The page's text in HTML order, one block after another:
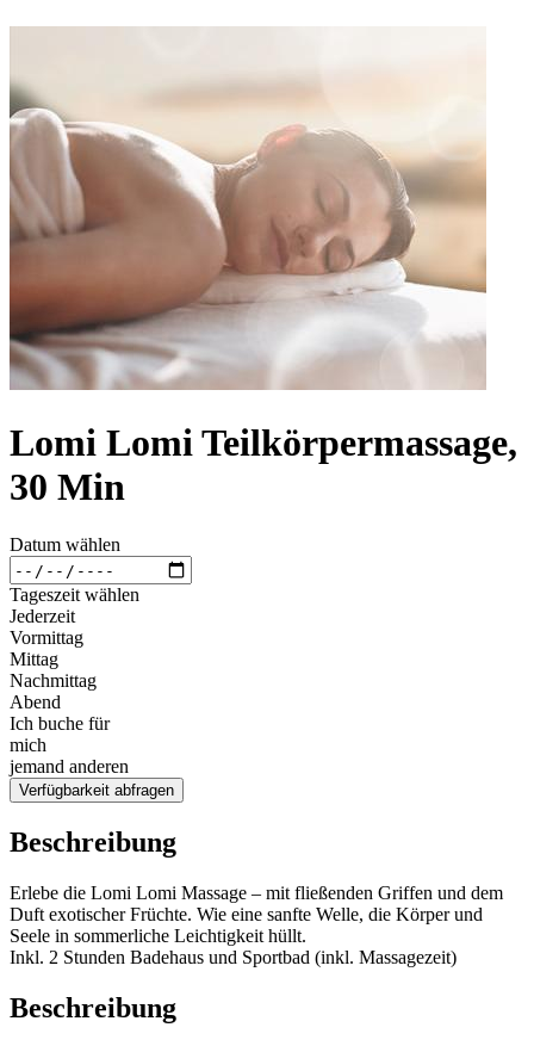
Lomi Lomi Teilkörpermassage,
30 Min
Datum wählen
Tageszeit wählen
Jederzeit
Vormittag
Mittag
Nachmittag
Abend
Ich buche für
mich
jemand anderen
Verfügbarkeit abfragen
Beschreibung
Erlebe die Lomi Lomi Massage – mit fließenden Griffen und dem
Duft exotischer Früchte. Wie eine sanfte Welle, die Körper und
Seele in sommerliche Leichtigkeit hüllt.
Inkl. 2 Stunden Badehaus und Sportbad (inkl. Massagezeit)
Beschreibung